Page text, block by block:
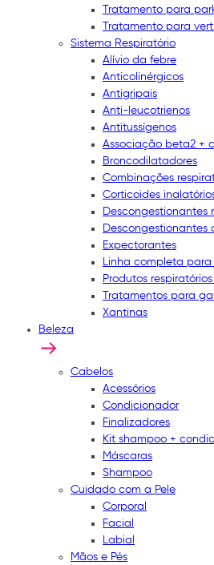
Tratamento para
Tratamento para
Sistema Respiratório
Alívio da febre
Anticolinérgicos
Antigripais
Anti-leucotrienos
Antitussígenos
Associação beta2 +
Broncodilatadores
Combinações
Corticoides
Descongestionantes
Descongestionantes
Expectorantes
Linha completa para
Produtos
Tratamentos para
Xantinas
Beleza
Cabelos
Acessórios
Condicionador
Finalizadores
Kit shampoo +
Máscaras
Shampoo
Cuidado com a Pele
Corporal
Facial
Labial
Mãos e Pés